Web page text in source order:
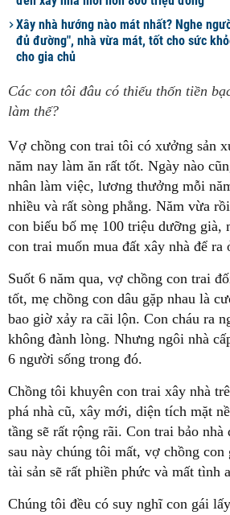
Xây nhà hướng nào mát nhất? Nghe
đủ đường", nhà vừa mát, tốt cho sức
cho gia chủ
Các con tôi đâu có thiếu thốn tiền
làm thế?
Vợ chồng con trai tôi có xưởng sản
năm nay làm ăn rất tốt. Ngày nào
nhân làm việc, lương thưởng mỗi
nhiều và rất sòng phẳng. Năm vừa
con biếu bố mẹ 100 triệu dưỡng già,
con trai muốn mua đất xây nhà để ra
Suốt 6 năm qua, vợ chồng con trai
tốt, mẹ chồng con dâu gặp nhau là
bao giờ xảy ra cãi lộn. Con cháu ra
không đành lòng. Nhưng ngôi nhà
6 người sống trong đó.
Chồng tôi khuyên con trai xây nhà
phá nhà cũ, xây mới, diện tích mặt
tầng sẽ rất rộng rãi. Con trai bảo nhà
sau này chúng tôi mất, vợ chồng
tài sản sẽ rất phiền phức và mất tình
Chúng tôi đều có suy nghĩ con gái